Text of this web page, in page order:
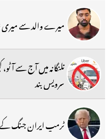
میرے والد سے میری
تلنگانہ میں آج سے
سرویس بند
ٹرمپ ایران جنگ